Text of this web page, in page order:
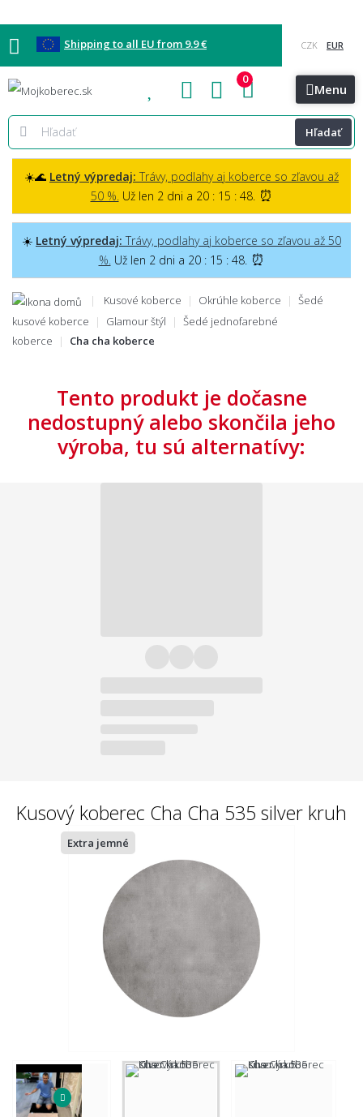
Shipping to all EU from 9.9 €
Blog Kontakt Menu
Hľadať
0
☀️🌊 Letný výpredaj: Trávy, podlahy aj koberce so zľavou až
50 %. Už len 2 dni a 20 : 15 : 47. ⏰
☀️ Letný výpredaj: Trávy, podlahy aj koberce so zľavou až 50
%. Už len 2 dni a 20 : 15 : 47. ⏰
Kusové koberce Okrúhle koberce
Šedé
kusové koberce
Glamour štýl
Šedé jednofarebné
koberce
Cha cha koberce
Tento produkt je dočasne
nedostupný alebo skončila jeho
výroba, tu sú alternatívy:
Kusový koberec Cha Cha 535 silver kruh
Extra jemné